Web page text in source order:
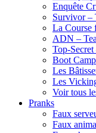
Enquête
Survivor –
La Course
ADN –
Top-
Boot
Les
Les
Voir tous
Pranks
Faux
Faux